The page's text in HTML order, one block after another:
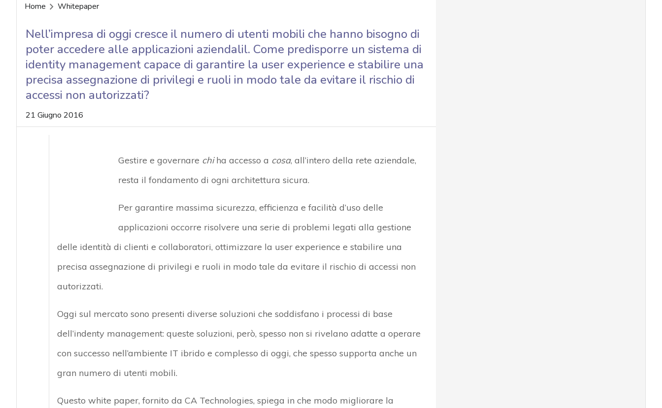
Home Whitepaper
Nell’impresa di oggi cresce il numero di utenti mobili che hanno bisogno di
poter accedere alle applicazioni aziendalil. Come predisporre un sistema di
identity management capace di garantire la user experience e stabilire una
precisa assegnazione di privilegi e ruoli in modo tale da evitare il rischio di
accessi non autorizzati?
21 Giugno 2016
Gestire e governare chiha accesso a cosa, all’intero della rete aziendale,
resta il fondamento di ogni architettura sicura.
Per garantire massima sicurezza, efficienza e facilità d’uso delle
applicazioni occorre risolvere una serie di problemi legati alla gestione
delle identità di clienti e collaboratori, ottimizzare la user experience e stabilire una
precisa assegnazione di privilegi e ruoli in modo tale da evitare il rischio di accessi non
autorizzati.
Oggi sul mercato sono presenti diverse soluzioni che soddisfano i processi di base
dell’indenty management: queste soluzioni, però, spesso non si rivelano adatte a operare
con successo nell’ambiente IT ibrido e complesso di oggi, che spesso supporta anche un
gran numero di utenti mobili.
Questo white paper, fornito da CA Technologies, spiega in che modo migliorare la